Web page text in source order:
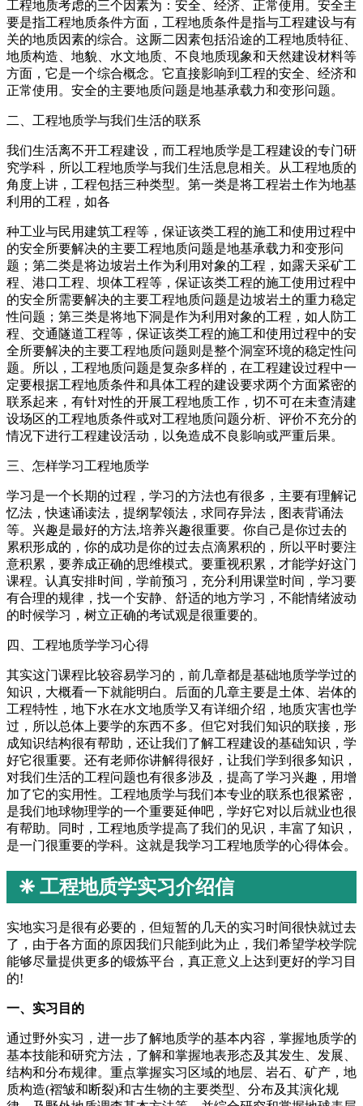
工程地质考虑的三个因素为：安全、经济、正常使用。安全主
要是指工程地质条件方面，工程地质条件是指与工程建设与有
关的地质因素的综合。这厮二因素包括沿途的工程地质特征、
地质构造、地貌、水文地质、不良地质现象和天然建设材料等
方面，它是一个综合概念。它直接影响到工程的安全、经济和
正常使用。安全的主要地质问题是地基承载力和变形问题。
二、工程地质学与我们生活的联系
我们生活离不开工程建设，而工程地质学是工程建设的专门研
究学科，所以工程地质学与我们生活息息相关。从工程地质的
角度上讲，工程包括三种类型。第一类是将工程岩土作为地基
利用的工程，如各
种工业与民用建筑工程等，保证该类工程的施工和使用过程中
的安全所要解决的主要工程地质问题是地基承载力和变形问
题；第二类是将边坡岩土作为利用对象的工程，如露天采矿工
程、港口工程、坝体工程等，保证该类工程的施工使用过程中
的安全所需要解决的主要工程地质问题是边坡岩土的重力稳定
性问题；第三类是将地下洞是作为利用对象的工程，如人防工
程、交通隧道工程等，保证该类工程的施工和使用过程中的安
全所要解决的主要工程地质问题则是整个洞室环境的稳定性问
题。所以，工程地质问题是复杂多样的，在工程建设过程中一
定要根据工程地质条件和具体工程的建设要求两个方面紧密的
联系起来，有针对性的开展工程地质工作，切不可在未查清建
设场区的工程地质条件或对工程地质问题分析、评价不充分的
情况下进行工程建设活动，以免造成不良影响或严重后果。
三、怎样学习工程地质学
学习是一个长期的过程，学习的方法也有很多，主要有理解记
忆法，快速诵读法，提纲挈领法，求同存异法，图表背诵法
等。兴趣是最好的方法,培养兴趣很重要。你自己是你过去的
累积形成的，你的成功是你的过去点滴累积的，所以平时要注
意积累，要养成正确的思维模式。要重视积累，才能学好这门
课程。认真安排时间，学前预习，充分利用课堂时间，学习要
有合理的规律，找一个安静、舒适的地方学习，不能情绪波动
的时候学习，树立正确的考试观是很重要的。
四、工程地质学学习心得
其实这门课程比较容易学习的，前几章都是基础地质学学过的
知识，大概看一下就能明白。后面的几章主要是土体、岩体的
工程特性，地下水在水文地质学又有详细介绍，地质灾害也学
过，所以总体上要学的东西不多。但它对我们知识的联接，形
成知识结构很有帮助，还让我们了解工程建设的基础知识，学
好它很重要。还有老师你讲解得很好，让我们学到很多知识，
对我们生活的工程问题也有很多涉及，提高了学习兴趣，用增
加了它的实用性。工程地质学与我们本专业的联系也很紧密，
是我们地球物理学的一个重要延伸吧，学好它对以后就业也很
有帮助。同时，工程地质学提高了我们的见识，丰富了知识，
是一门很重要的学科。这就是我学习工程地质学的心得体会。
❈ 工程地质学实习介绍信
实地实习是很有必要的，但短暂的几天的实习时间很快就过去
了，由于各方面的原因我们只能到此为止，我们希望学校学院
能够尽量提供更多的锻炼平台，真正意义上达到更好的学习目
的!
一、实习目的
通过野外实习，进一步了解地质学的基本内容，掌握地质学的
基本技能和研究方法，了解和掌握地表形态及其发生、发展、
结构和分布规律。重点掌握实习区域的地层、岩石、矿产，地
质构造(褶皱和断裂)和古生物的主要类型、分布及其演化规